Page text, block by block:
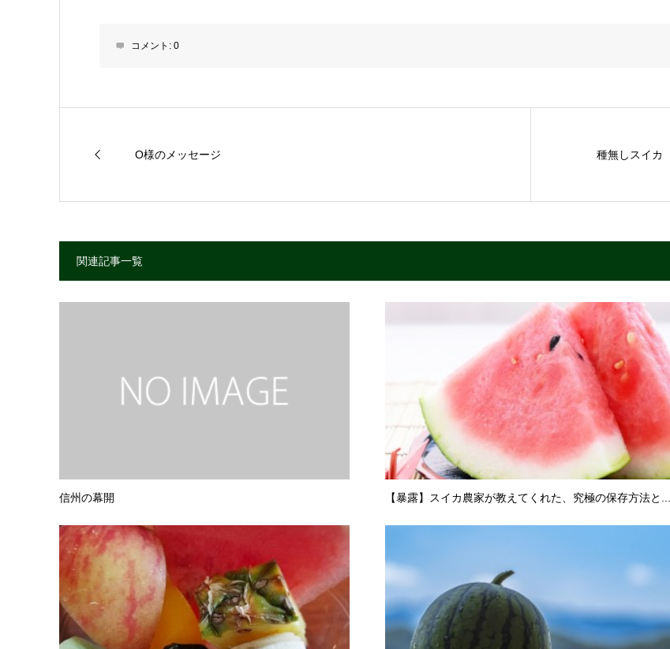
コメント: 0
O様のメッセージ 種無しスイカ
関連記事一覧
信州の幕開 【暴露】スイカ農家が教えてくれた、究極の保存方法と...